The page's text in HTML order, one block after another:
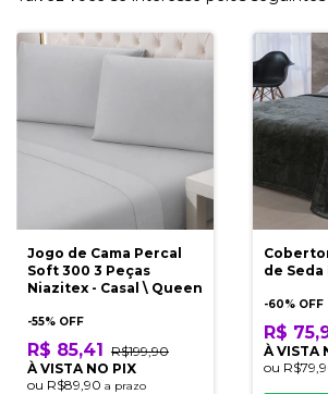
Jogo de Cama Percal
Soft 300 3 Peças
Niazitex - Casal \ Queen
-55% OFF
R$ 85,41 R$199,90
À VISTA NO PIX
ou R$89,90 a prazo
de Seda
-60% OFF
R$
À VISTA
ou